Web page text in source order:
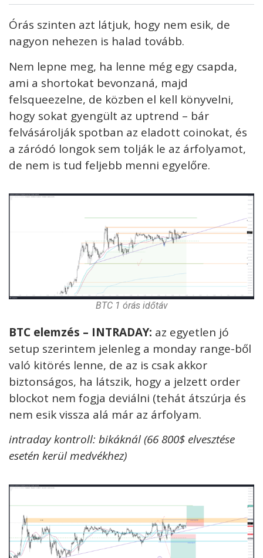
Órás szinten azt látjuk, hogy nem esik, de
nagyon nehezen is halad tovább.
Nem lepne meg, ha lenne még egy csapda,
ami a shortokat bevonzaná, majd
felsqueezelne, de közben el kell könyvelni,
hogy sokat gyengült az uptrend – bár
felvásárolják spotban az eladott coinokat, és
a záródó longok sem tolják le az árfolyamot,
de nem is tud feljebb menni egyelőre.
BTC 1 órás időtáv
BTC elemzés – INTRADAY: az egyetlen jó
setup szerintem jelenleg a monday range-ből
való kitörés lenne, de az is csak akkor
biztonságos, ha látszik, hogy a jelzett order
blockot nem fogja deviálni (tehát átszúrja és
nem esik vissza alá már az árfolyam.
intraday kontroll: bikáknál (66 800$ elvesztése
esetén kerül medvékhez)